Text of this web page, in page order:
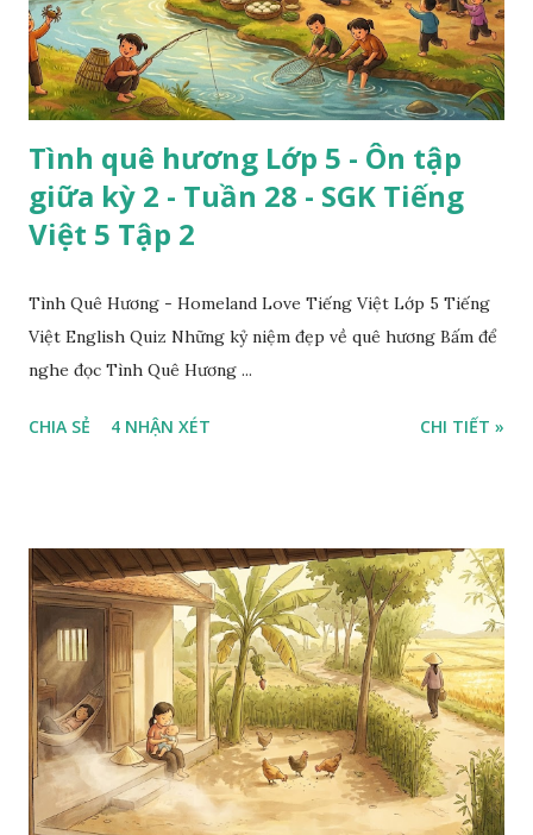
Tình quê hương Lớp 5 - Ôn tập
giữa kỳ 2 - Tuần 28 - SGK Tiếng
Việt 5 Tập 2
Tình Quê Hương - Homeland Love Tiếng Việt Lớp 5 Tiếng
Việt English Quiz Những kỷ niệm đẹp về quê hương Bấm để
nghe đọc Tình Quê Hương ...
CHIA SẺ 4 NHẬN XÉT CHI TIẾT »